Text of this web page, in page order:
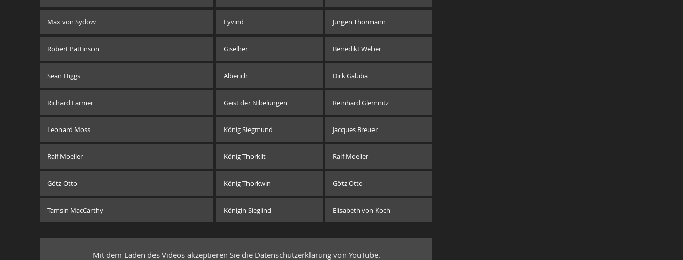
Max von Sydow Eyvind Jürgen Thormann
Robert Pattinson Giselher Benedikt Weber
Sean Higgs Alberich Dirk Galuba
Richard Farmer Geist der Nibelungen Reinhard Glemnitz
Leonard Moss König Siegmund Jacques Breuer
Ralf Moeller König Thorkilt Ralf Moeller
Götz Otto König Thorkwin Götz Otto
Tamsin MacCarthy Königin Sieglind Elisabeth von Koch
Mit dem Laden des Videos akzeptieren Sie die Datenschutzerklärung von YouTube.